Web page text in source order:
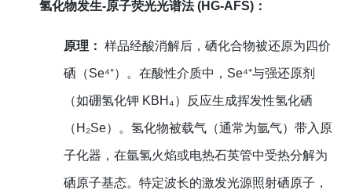
氢化物发生-原子荧光光谱法 (HG-AFS)：
原理： 样品经酸消解后，硒化合物被还原为四价
硒（Se⁴⁺）。在酸性介质中，Se⁴⁺与强还原剂
（如硼氢化钾 KBH₄）反应生成挥发性氢化硒
（H₂Se）。氢化物被载气（通常为氩气）带入原
子化器，在氩氢火焰或电热石英管中受热分解为
硒原子基态。特定波长的激发光源照射硒原子，